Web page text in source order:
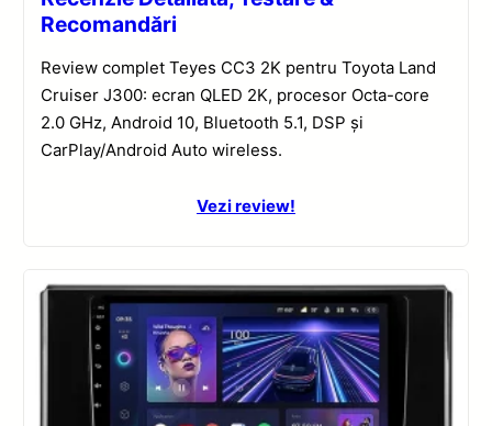
Recomandări
Review complet Teyes CC3 2K pentru Toyota Land
Cruiser J300: ecran QLED 2K, procesor Octa-core
2.0 GHz, Android 10, Bluetooth 5.1, DSP și
CarPlay/Android Auto wireless.
Vezi review!